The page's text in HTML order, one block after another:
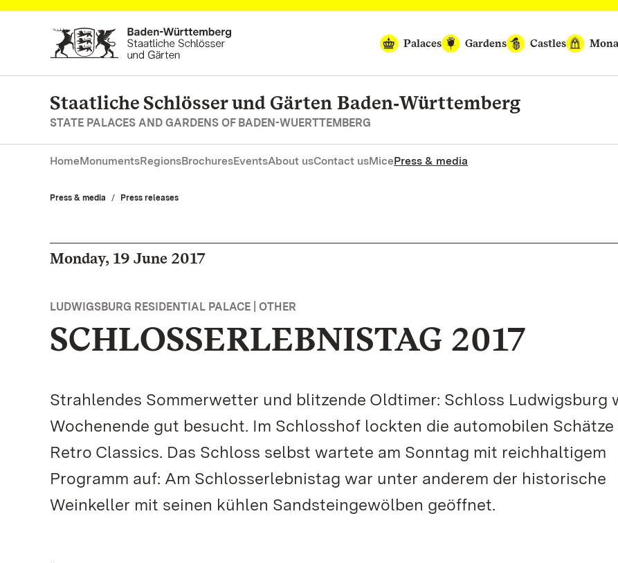
Navigate to main page
Palaces
Gardens Castles
Staatliche Schlösser und Gärten Baden‑Württemberg
STATE PALACES AND GARDENS OF BADEN-WUERTTEMBERG
HomeMonumentsRegionsBrochuresEventsAbout usContact usMicePress & media
Press & media Press releases
Monday, 19 June 2017
LUDWIGSBURG RESIDENTIAL PALACE | OTHER
SCHLOSSERLEBNISTAG 2017
Strahlendes Sommerwetter und blitzende Oldtimer: Schloss Ludwigsburg
Wochenende gut besucht. Im Schlosshof lockten die automobilen Schätze
Retro Classics. Das Schloss selbst wartete am Sonntag mit reichhaltigem
Programm auf: Am Schlosserlebnistag war unter anderem der historische
Weinkeller mit seinen kühlen Sandsteingewölben geöffnet.